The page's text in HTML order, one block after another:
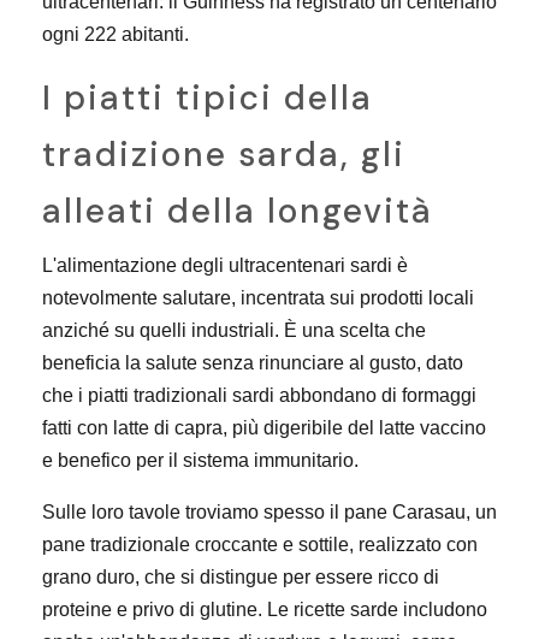
ogni 222 abitanti.
I piatti tipici della
tradizione sarda, gli
alleati della longevità
L'alimentazione degli ultracentenari sardi è
notevolmente salutare, incentrata sui prodotti locali
anziché su quelli industriali. È una scelta che
beneficia la salute senza rinunciare al gusto, dato
che i piatti tradizionali sardi abbondano di formaggi
fatti con latte di capra, più digeribile del latte vaccino
e benefico per il sistema immunitario.
Sulle loro tavole troviamo spesso il pane Carasau, un
pane tradizionale croccante e sottile, realizzato con
grano duro, che si distingue per essere ricco di
proteine e privo di glutine. Le ricette sarde includono